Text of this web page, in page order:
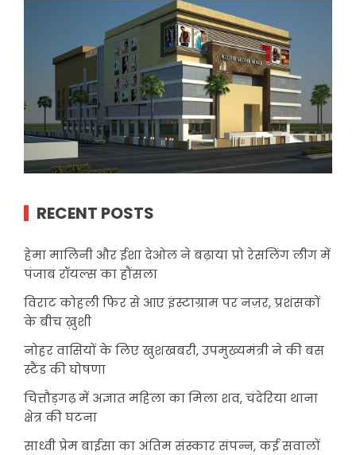
RECENT POSTS
हेमा मालिनी और ईशा देओल ने बढ़ाया प्रो रेसलिंग लीग में
पंजाब रॉयल्स का हौंसला
विराट कोहली फिर से आए इंस्टाग्राम पर नज़र, प्रशंसकों
के बीच ख़ुशी
नोहर वासियों के लिए खुशखबरी, उपमुख्यमंत्री ने की बस
स्टैंड की घोषणा
चित्तौड़गढ़ में अज्ञात महिला का मिला शव, चंदेरिया थाना
क्षेत्र की घटना
साध्वी प्रेम बाईसा का अंतिम संस्कार संपन्न, कई सवालों